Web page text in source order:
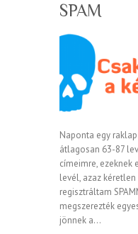
SPAM
Naponta egy
átlagosan 63-87
címeimre, ezeknek
levél, azaz
regisztráltam
megszerezték
jönnek a…